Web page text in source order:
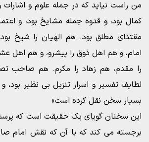
من راست نیاید که در جمله علوم و اشارات
کمال بود، و قدوه جمله مشایخ بود، و
مقتدای مطلق بود. هم الهیان را شیخ
امام، و هم اهل ذوق را پیشرو، و هم اهل
را مقدم، هم زهاد را مکرم. هم صاحب
لطایف تفسیر و اسرار تنزیل بی نظیر بود، و
بسیار سخن نقل کرده است»
این سخنان گویای یک حقیقت است که
برجسته می کند که با آن که نقش امام